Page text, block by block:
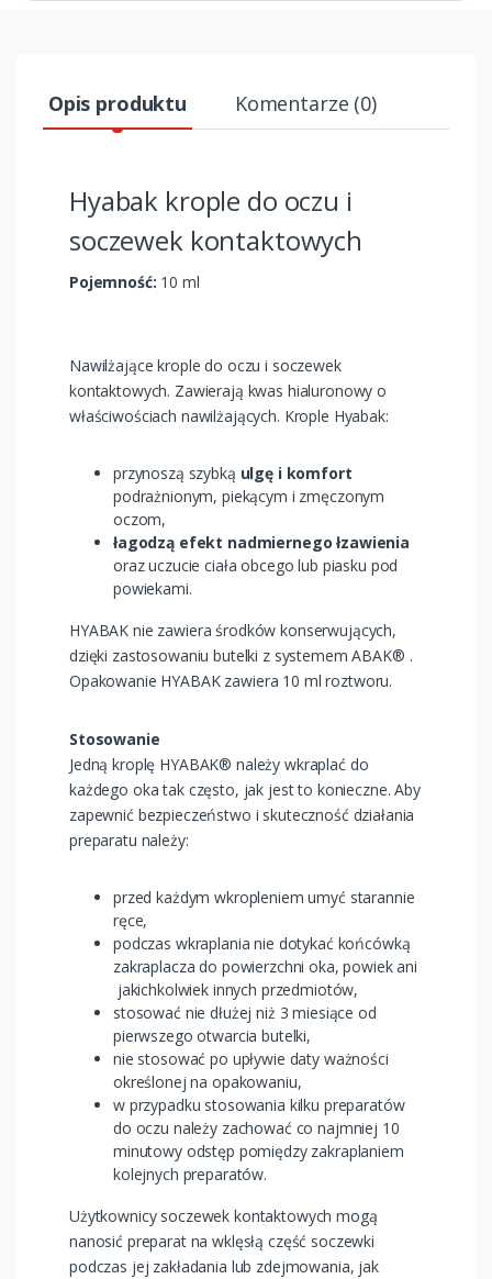
Opis produktu Komentarze (0)
Hyabak krople do oczu i
soczewek kontaktowych
Pojemność: 10 ml
Nawilżające krople do oczu i soczewek
kontaktowych. Zawierają kwas hialuronowy o
właściwościach nawilżających. Krople Hyabak:
przynoszą szybką ulgę i komfort
podrażnionym, piekącym i zmęczonym
oczom,
łagodzą efekt nadmiernego łzawienia
oraz uczucie ciała obcego lub piasku pod
powiekami.
HYABAK nie zawiera środków konserwujących,
dzięki zastosowaniu butelki z systemem ABAK® .
Opakowanie HYABAK zawiera 10 ml roztworu.
Stosowanie
Jedną kroplę HYABAK® należy wkraplać do
każdego oka tak często, jak jest to konieczne. Aby
zapewnić bezpieczeństwo i skuteczność działania
preparatu należy:
przed każdym wkropleniem umyć starannie
ręce,
podczas wkraplania nie dotykać końcówką
zakraplacza do powierzchni oka, powiek ani
jakichkolwiek innych przedmiotów,
stosować nie dłużej niż 3 miesiące od
pierwszego otwarcia butelki,
nie stosować po upływie daty ważności
określonej na opakowaniu,
w przypadku stosowania kilku preparatów
do oczu należy zachować co najmniej 10
minutowy odstęp pomiędzy zakraplaniem
kolejnych preparatów.
Użytkownicy soczewek kontaktowych mogą
nanosić preparat na wklęsłą część soczewki
podczas jej zakładania lub zdejmowania, jak